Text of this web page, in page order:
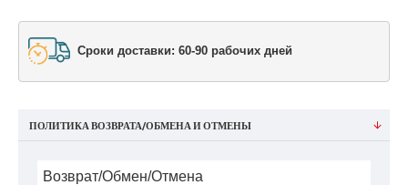
Сроки доставки: 60-90 рабочих дней
ПОЛИТИКА ВОЗВРАТА/ОБМЕНА И ОТМЕНЫ
Возврат/Обмен/Отмена